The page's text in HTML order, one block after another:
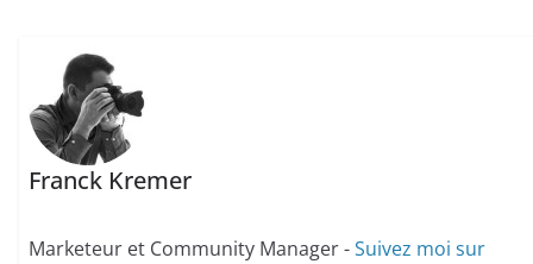
Franck Kremer
Marketeur et Community Manager -Suivez moi sur